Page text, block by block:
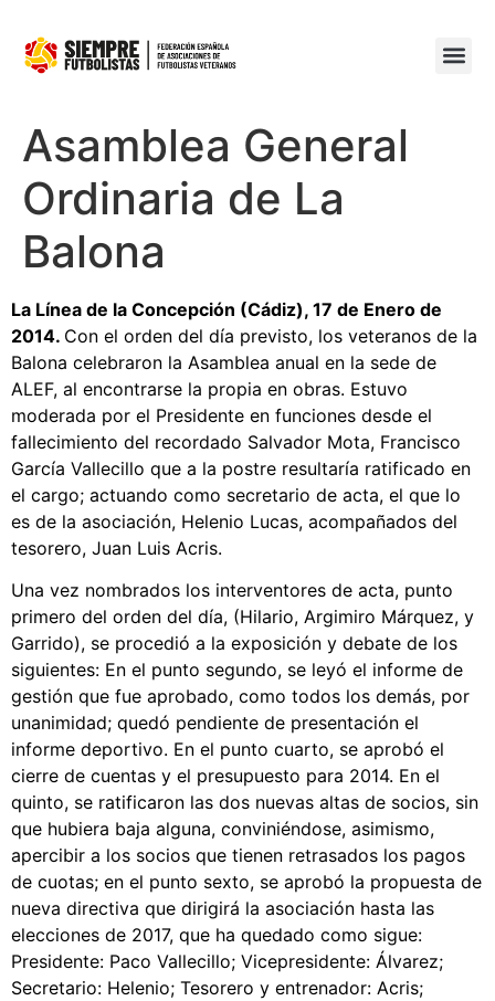
Asamblea General
Ordinaria de La
Balona
La Línea de la Concepción (Cádiz), 17 de Enero de
2014. Con el orden del día previsto, los veteranos de la
Balona celebraron la Asamblea anual en la sede de
ALEF, al encontrarse la propia en obras. Estuvo
moderada por el Presidente en funciones desde el
fallecimiento del recordado Salvador Mota, Francisco
García Vallecillo que a la postre resultaría ratificado en
el cargo; actuando como secretario de acta, el que lo
es de la asociación, Helenio Lucas, acompañados del
tesorero, Juan Luis Acris.
Una vez nombrados los interventores de acta, punto
primero del orden del día, (Hilario, Argimiro Márquez, y
Garrido), se procedió a la exposición y debate de los
siguientes: En el punto segundo, se leyó el informe de
gestión que fue aprobado, como todos los demás, por
unanimidad; quedó pendiente de presentación el
informe deportivo. En el punto cuarto, se aprobó el
cierre de cuentas y el presupuesto para 2014. En el
quinto, se ratificaron las dos nuevas altas de socios, sin
que hubiera baja alguna, conviniéndose, asimismo,
apercibir a los socios que tienen retrasados los pagos
de cuotas; en el punto sexto, se aprobó la propuesta de
nueva directiva que dirigirá la asociación hasta las
elecciones de 2017, que ha quedado como sigue:
Presidente: Paco Vallecillo; Vicepresidente: Álvarez;
Secretario: Helenio; Tesorero y entrenador: Acris;